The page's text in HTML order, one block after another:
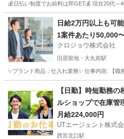
💰日払い制度でお給料は即GET💰 現在20代～
兵庫 神戸市 ホテル 住み込み
日給2万円以上も可
1案件あたり50,000
クロジョウ株式会社
旧居留地・大丸前駅
✨ブランド商品：仕入れ業務✨ 仕事内容: 【
旧居留地・大丸前駅
【日勤】時短勤務
ルショップで在庫
月給224,000円
UTエージェント株式
西宮北口駅